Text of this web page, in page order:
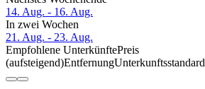
14. Aug. - 16. Aug.
In zwei Wochen
21. Aug. - 23. Aug.
Empfohlene UnterkünftePreis
(aufsteigend)EntfernungUnterkunftsstandard